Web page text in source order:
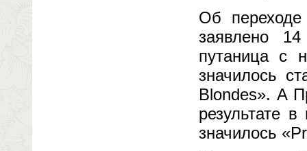
Об
заявлено
путаница с
значилось
Blondes». А
результате
значилось